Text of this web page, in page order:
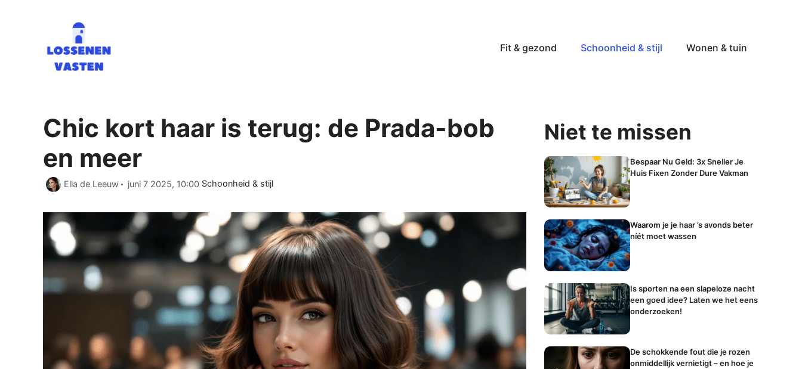
Fit & gezond Schoonheid & stijl Wonen & tuin
Chic kort haar is terug: de Prada-bob
en meer
Ella de Leeuw juni 7 2025, 10:00 Categorieën
Schoonheid & stijl
Niet te missen
Bespaar Nu Geld: 3x Sneller Je
Huis Fixen Zonder Dure Vakman
Waarom je je haar ’s avonds beter
níét moet wassen
Is sporten na een slapeloze nacht
een goed idee? Laten we het eens
onderzoeken!
De schokkende fout die je rozen
onmiddellijk vernietigt – en hoe je